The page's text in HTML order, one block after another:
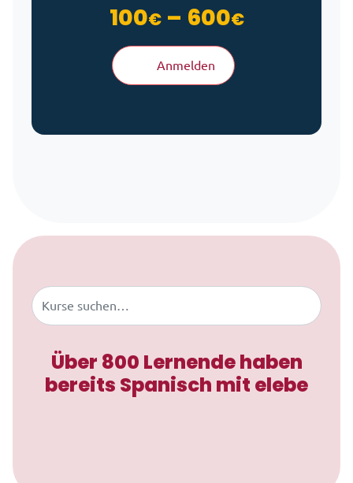
100€ – 600€
Anmelden
Zum Inhalt springen
Buscar
Über 800 Lernende haben
bereits Spanisch mit elebe